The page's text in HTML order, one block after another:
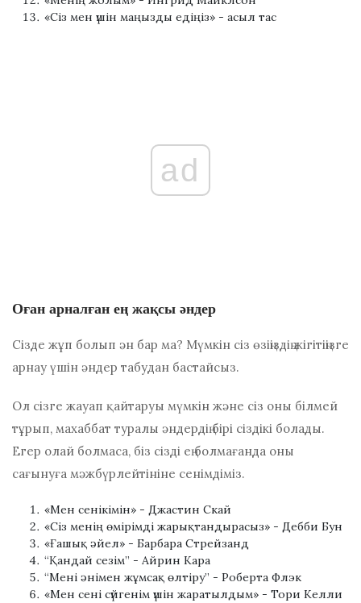
«Сіз мен үшін маңызды едіңіз» - асыл тас
ad
Оған арналған ең жақсы әндер
Сізде жұп болып ән бар ма? Мүмкін сіз өзіңіздің жігітіңізге
арнау үшін әндер табудан бастайсыз.
Ол сізге жауап қайтаруы мүмкін және сіз оны білмей
тұрып, махаббат туралы әндердің бірі сіздікі болады.
Егер олай болмаса, біз сізді ең болмағанда оны
сағынуға мәжбүрлейтініне сенімдіміз.
«Мен сенікімін» - Джастин Скай
«Сіз менің өмірімді жарықтандырасыз» - Дебби Бун
«Ғашық әйел» - Барбара Стрейзанд
“Қандай сезім” - Айрин Кара
“Мені әнімен жұмсақ өлтіру” - Роберта Флэк
«Мен сені сүйгенім үшін жаратылдым» - Тори Келли